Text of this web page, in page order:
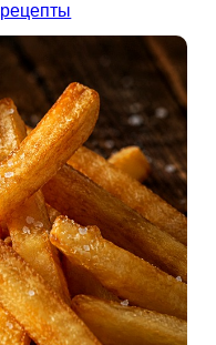
рецепты